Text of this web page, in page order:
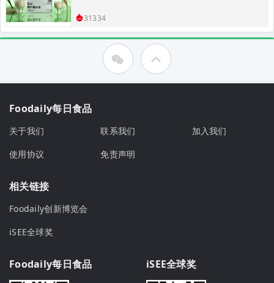
31334
Foodaily每日食品
关于我们 联系我们
加入我们
使用协议
免责声明
相关链接
Foodaily创新博览会
iSEE全球奖
Foodaily每日食品 iSEE全球奖